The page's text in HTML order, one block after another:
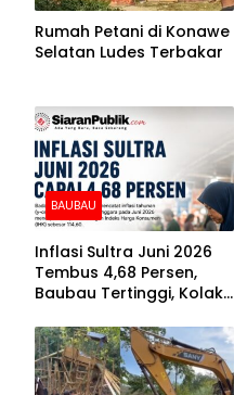
Rumah Petani di Konawe
Selatan Ludes Terbakar
BAUBAU
Inflasi Sultra Juni 2026
Tembus 4,68 Persen,
Baubau Tertinggi, Kolaka